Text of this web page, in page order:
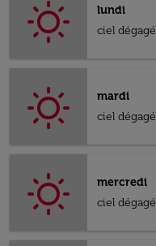
lundi
ciel dégagé
mardi
ciel dégagé
mercredi
ciel dégagé